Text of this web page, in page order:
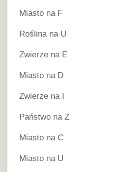
Miasto na F
Roślina na U
Zwierze na E
Miasto na D
Zwierze na I
Państwo na Z
Miasto na C
Miasto na U